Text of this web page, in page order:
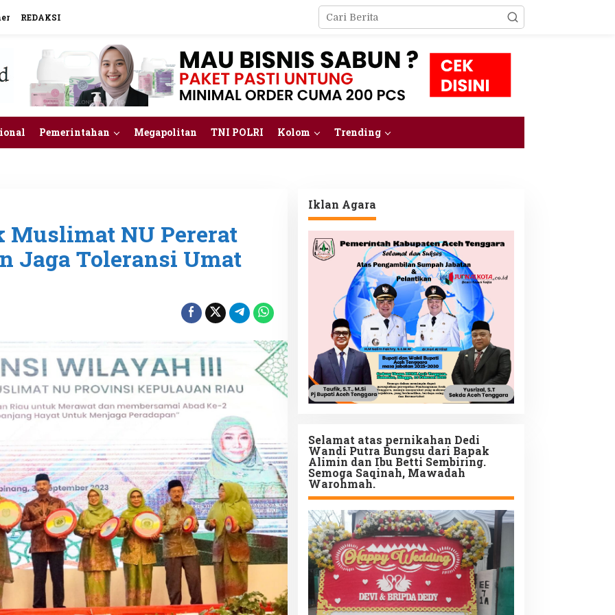
REDAKSI
Pemerintahan Megapolitan TNI POLRI Kolom Trending
NU Pererat
Jaga Toleransi Umat
Iklan Agara
Selamat atas pernikahan Dedi
Wandi Putra Bungsu dari Bapak
Alimin dan Ibu Betti Sembiring.
Semoga Saqinah, Mawadah
Warohmah.